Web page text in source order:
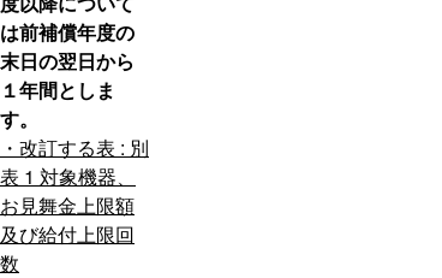
は前補償年度の
末日の翌日から
１年間としま
す。
・改訂する表 : 別
表 1 対象機器、
お見舞金上限額
及び給付上限回
数